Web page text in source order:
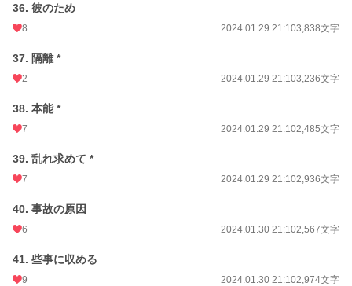
36. 彼のため
8 2024.01.29 21:103,838文字
37. 隔離 *
2 2024.01.29 21:103,236文字
38. 本能 *
7 2024.01.29 21:102,485文字
39. 乱れ求めて *
7 2024.01.29 21:102,936文字
40. 事故の原因
6 2024.01.30 21:102,567文字
41. 些事に収める
9 2024.01.30 21:102,974文字